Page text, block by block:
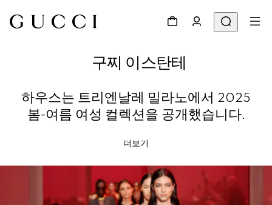
구찌 이스탄테
하우스는 트리엔날레 밀라노에서 2025
봄-여름 여성 컬렉션을 공개했습니다.
더보기